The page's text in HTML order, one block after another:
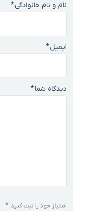
امتیاز خود را ثبت کنید:*
دیدگاه شما*
نام و نام خانوادگی*
ایمیل*